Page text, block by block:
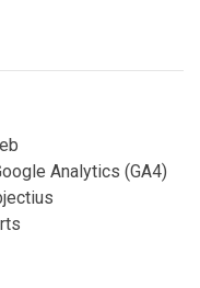
Analytics (GA4)